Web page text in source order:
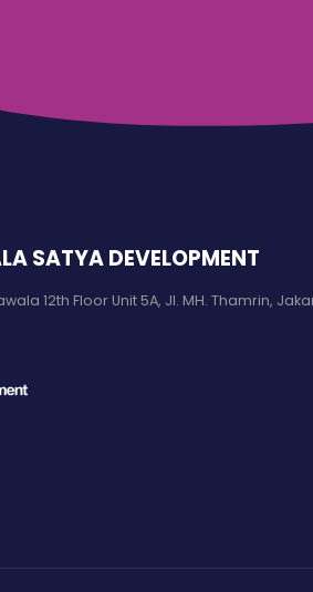
SATYA DEVELOPMENT
12th Floor Unit 5A, Jl. MH. Thamrin,